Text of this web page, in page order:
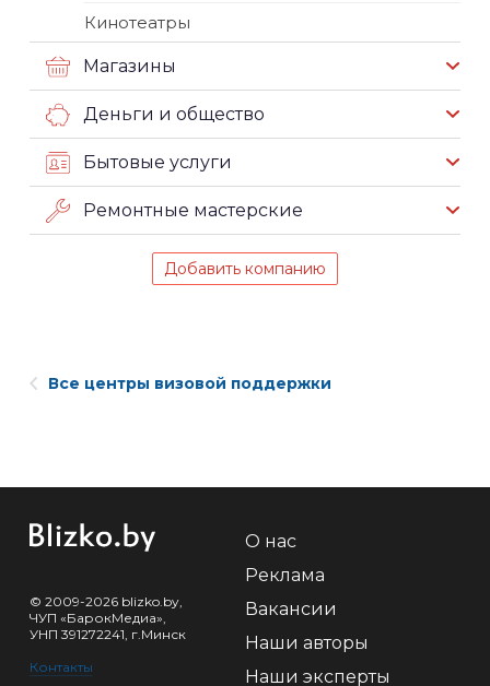
Кинотеатры
Магазины
Деньги и общество
Бытовые услуги
Ремонтные мастерские
Добавить компанию
Все центры визовой поддержки
© 2009-2026 blizko.by,
ЧУП «БарокМедиа»,
УНП 391272241, г.Минск
Контакты
О нас
Реклама
Вакансии
Наши авторы
Наши эксперты